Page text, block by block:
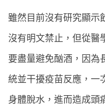
雖然目前沒有研究顯示
沒有明文禁止，但從醫
要盡量避免酗酒，因為
統並干擾疫苗反應，一
身體脫水，進而造成頭